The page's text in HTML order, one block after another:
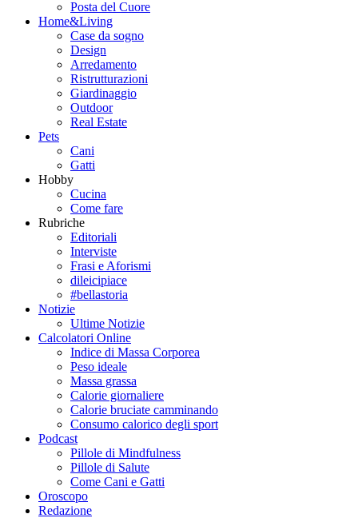
Posta del Cuore
Home&Living
Case da sogno
Design
Arredamento
Ristrutturazioni
Giardinaggio
Outdoor
Real Estate
Pets
Cani
Gatti
Hobby
Cucina
Come fare
Rubriche
Editoriali
Interviste
Frasi e Aforismi
dileicipiace
#bellastoria
Notizie
Ultime Notizie
Calcolatori Online
Indice di Massa Corporea
Peso ideale
Massa grassa
Calorie giornaliere
Calorie bruciate camminando
Consumo calorico degli sport
Podcast
Pillole di Mindfulness
Pillole di Salute
Come Cani e Gatti
Oroscopo
Redazione